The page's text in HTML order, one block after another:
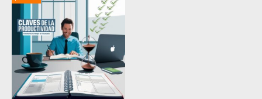
original
era:
$300.00.
precio
actual
es:
$250.00.